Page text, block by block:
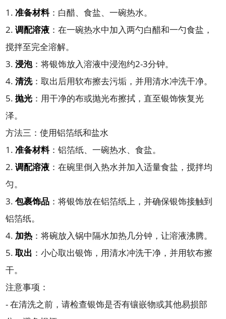
1.准备材料：白醋、食盐、一碗热水。
2.调配溶液 ：在一碗热水中加入两勺白醋和一勺食盐，
搅拌至完全溶解。
3.浸泡：将银饰放入溶液中浸泡约2-3分钟。
4.清洗：取出后用软布擦去污垢，并用清水冲洗干净。
5.抛光 ：用干净的布或抛光布擦拭，直至银饰恢复光
泽。
方法三：使用铝箔纸和盐水
1.准备材料：铝箔纸、一碗热水、食盐。
2.调配溶液 ：在碗里倒入热水并加入适量食盐，搅拌均
匀。
3.包裹饰品 ：将银饰放在铝箔纸上，并确保银饰接触到
铝箔纸。
4. 加热 ：将碗放入锅中隔水加热几分钟，让溶液沸腾。
5.取出 ：小心取出银饰，用清水冲洗干净，并用软布擦
干。
注意事项：
- 在清洗之前，请检查银饰是否有镶嵌物或其他易损部